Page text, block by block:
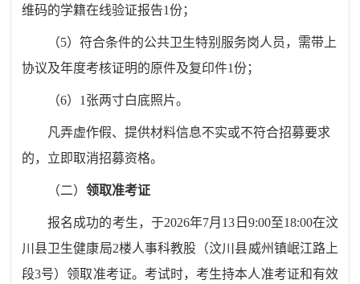
维码的学籍在线验证报告1份；
（5）符合条件的公共卫生特别服务岗人员 ，需带上
协议及年度考核证明的原件及复印件1份；
（6）1张两寸白底照片。
凡弄虚作假、提供材料信息不实或不符合招募要求
的，立即取消招募资格。
（二）领取准考证
报名成功的考生， 于2026年7月 13 日 9:00至18:00在汶
川县卫生健康局2楼人事科教股 （汶川县威州镇岷江路上
段3号）领取准考证。考试时，考生持本人准考证和有效